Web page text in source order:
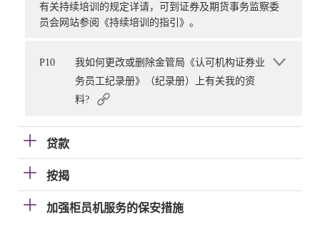
有关持续培训的规定详请，可到证券及期货事务监察委
员会网站参阅《持续培训的指引》。
P10
我如何更改或删除金管局《认可机构证券业
务员工纪录册》（纪录册）上有关我的资
料?
贷款
按揭
加强柜员机服务的保安措施